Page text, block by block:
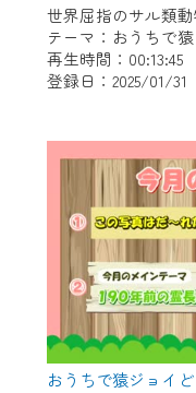
テーマ：おうちで
再生時間：00:13:45
登録日：2025/01/31